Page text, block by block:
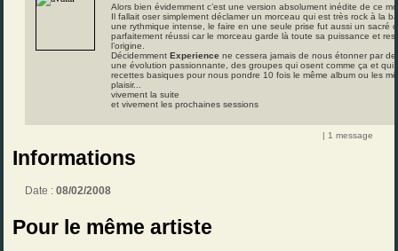
Alors bien évidemment c’est une version absolument inédite de ce
Il fallait oser simplement déclamer un morceau qui est très rock à la
une rythmique intense, le faire en une seule prise fut aussi un sacré
parfaitement réussi car le morceau garde là toute sa puissance et
l’origine.
DécidemmentExperience ne cessera jamais de nous étonner par
une évolution passionnante, des groupes qui osent comme ça et qui
recettes basiques pour nous pondre 10 fois le même album ou les
plaisir...
vivement la suite
et vivement les prochaines sessions
| 1 message
Informations
Date :08/02/2008
Pour le même artiste